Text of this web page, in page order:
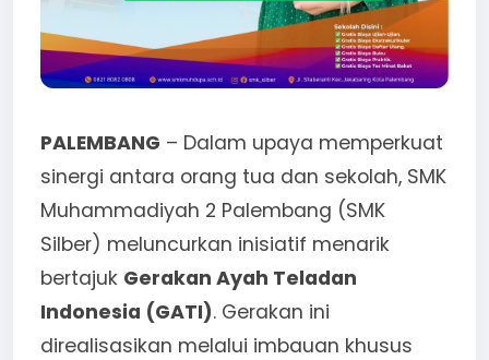
PALEMBANG – Dalam upaya memperkuat
sinergi antara orang tua dan sekolah, SMK
Muhammadiyah 2 Palembang (SMK
Silber) meluncurkan inisiatif menarik
bertajuk Gerakan Ayah Teladan
Indonesia (GATI). Gerakan ini
direalisasikan melalui imbauan khusus